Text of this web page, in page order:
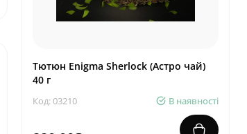
Тютюн Enigma Sherlock (Астро чай)
40 г
Код: 03210 В наявності